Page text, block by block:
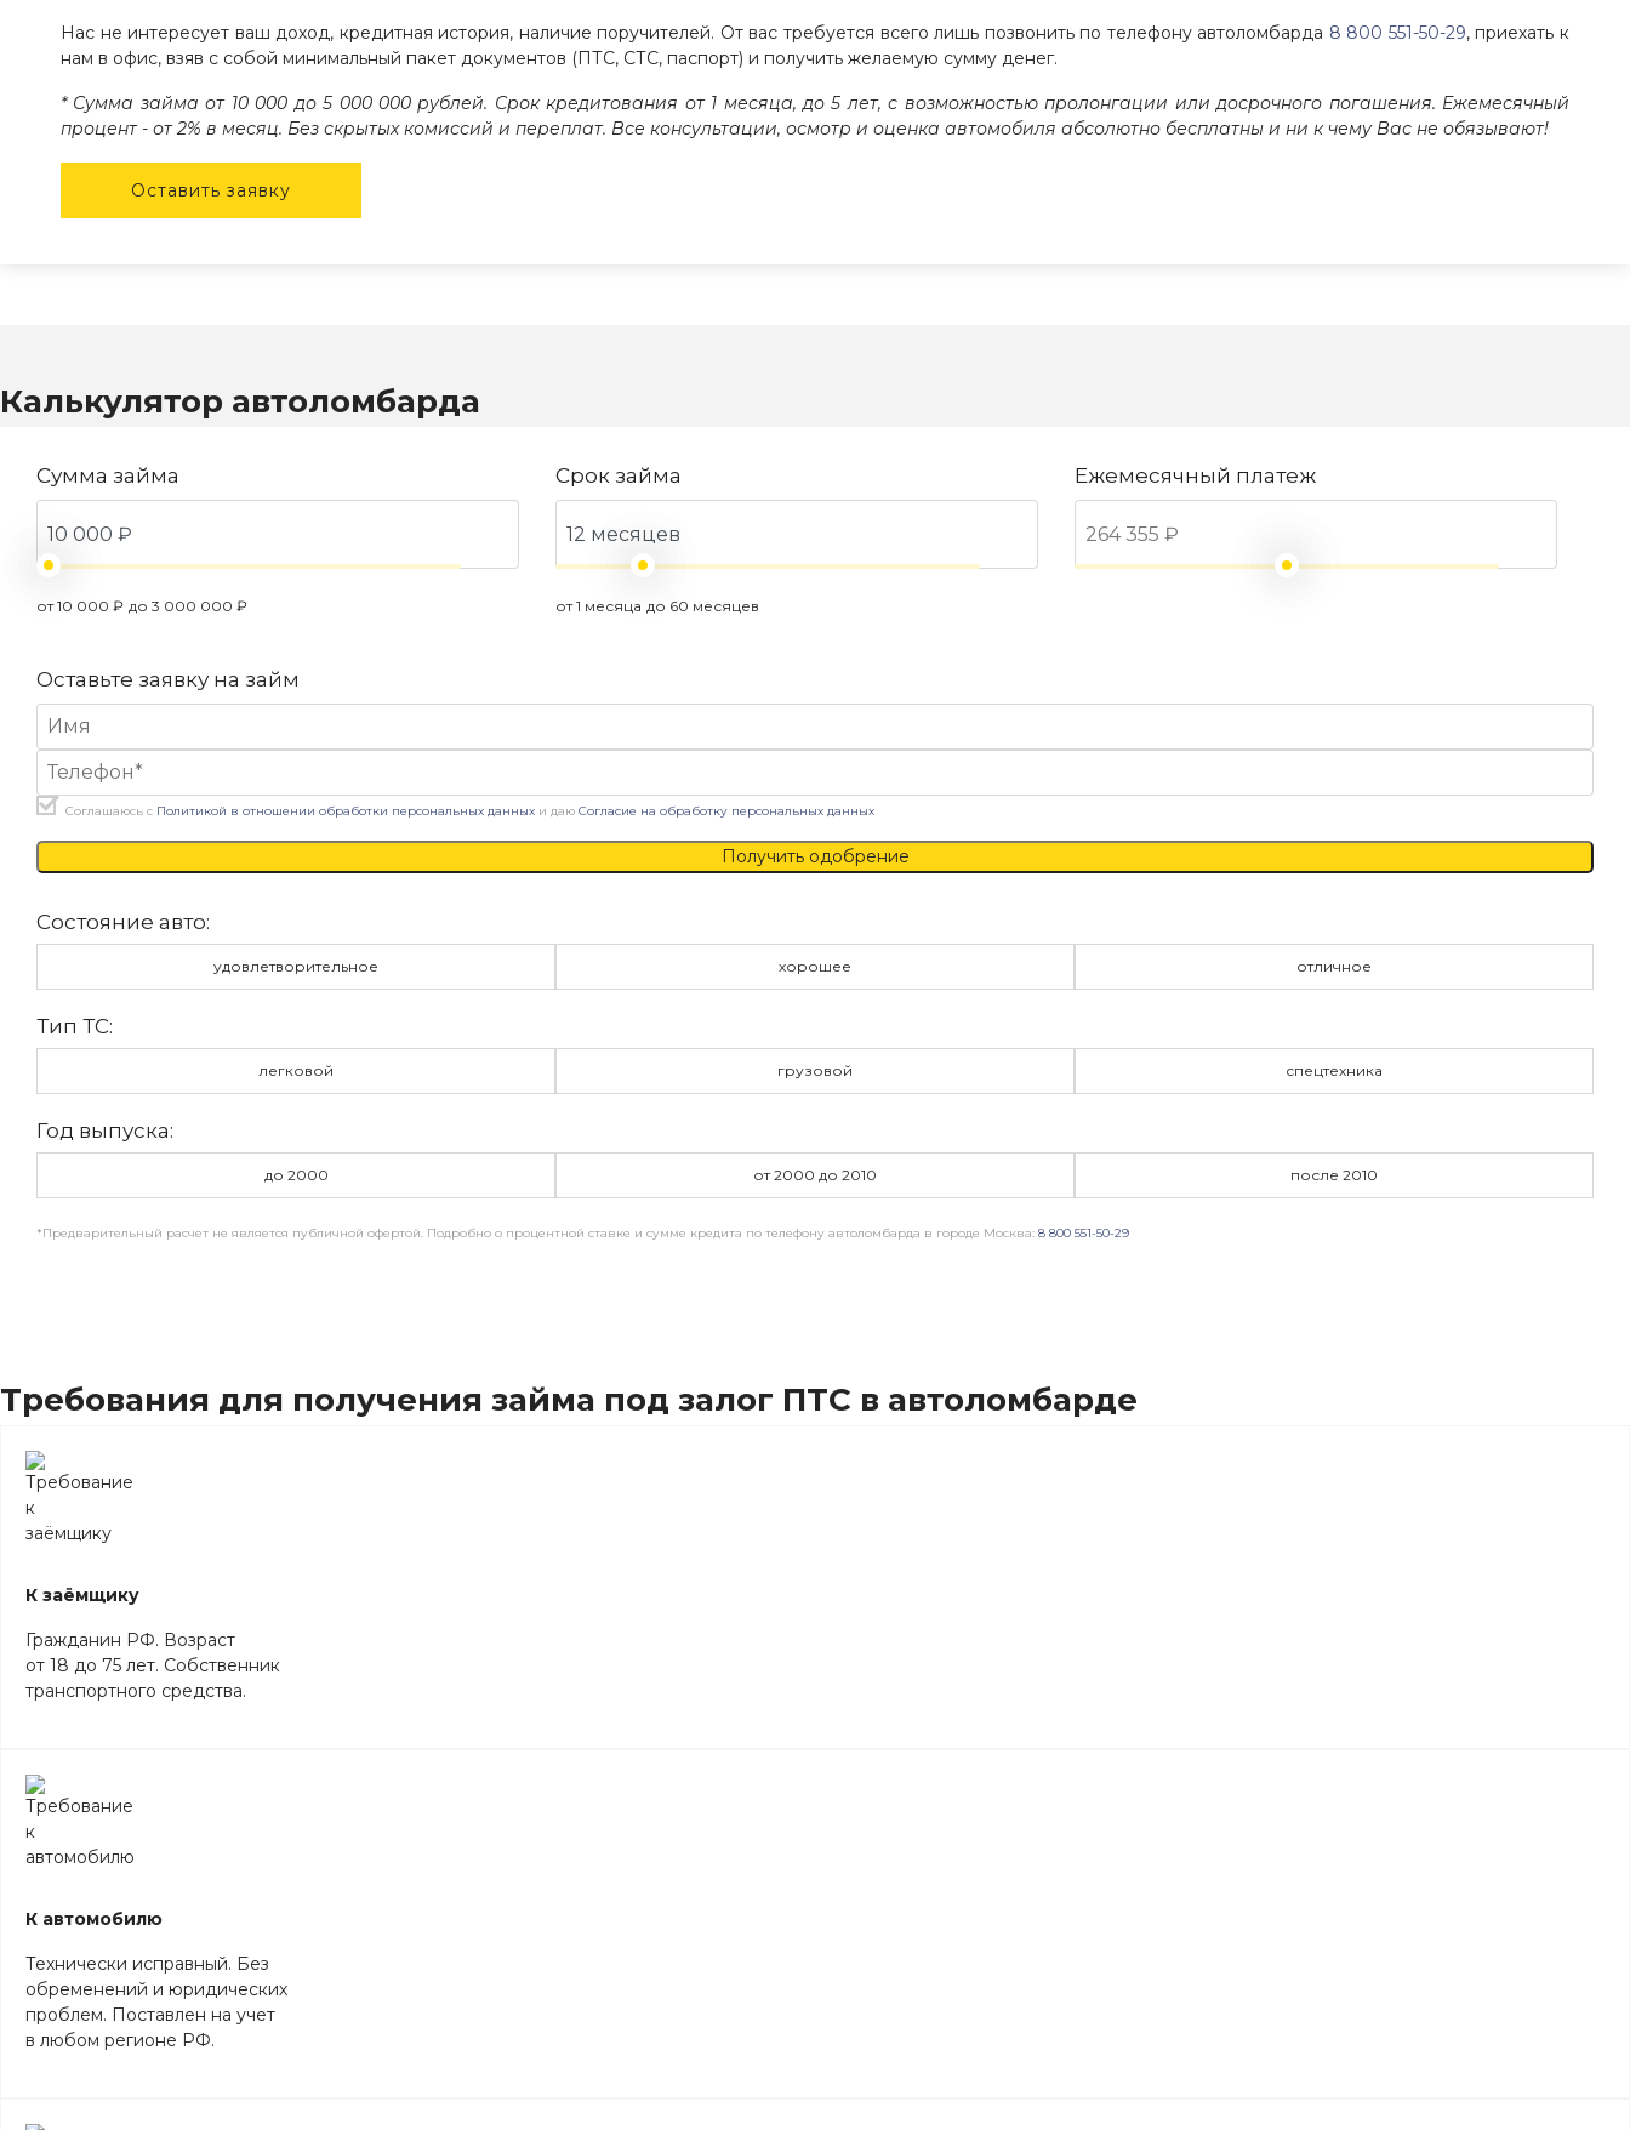
Нас не интересует ваш доход, кредитная история, наличие поручителей. От вас требуется всего лишь позвонить по телефону автоломбарда 8 800 551-50-29, приехать к
нам в офис, взяв с собой минимальный пакет документов (ПТС, СТС, паспорт) и получить желаемую сумму денег.
* Сумма займа от 10 000 до 5 000 000 рублей. Срок кредитования от 1 месяца, до 5 лет, с возможностью пролонгации или досрочного погашения. Ежемесячный
процент - от 2% в месяц. Без скрытых комиссий и переплат. Все консультации, осмотр и оценка автомобиля абсолютно бесплатны и ни к чему Вас не обязывают!
Оставить заявку
Калькулятор автоломбарда
Сумма займа
от 10 000 ₽ до 3 000 000 ₽
Срок займа
от 1 месяца до 60 месяцев
Ежемесячный платеж
Оставьте заявку на займ
Соглашаюсь с Политикой в отношении обработки персональных данных и даю Согласие на обработку персональных данных
Получить одобрение
Состояние авто:
удовлетворительное хорошее отличное
Тип ТС:
легковой грузовой спецтехника
Год выпуска:
до 2000 от 2000 до 2010 после 2010
*Предварительный расчет не является публичной офертой. Подробно о процентной ставке и сумме кредита по телефону автоломбарда в городе Москва: 8 800 551-50-29
Требования для получения займа под залог ПТС в автоломбарде
К заёмщику
Гражданин РФ. Возраст
от 18 до 75 лет. Собственник
транспортного средства.
К автомобилю
Технически исправный. Без
обременений и юридических
проблем. Поставлен на учет
в любом регионе РФ.